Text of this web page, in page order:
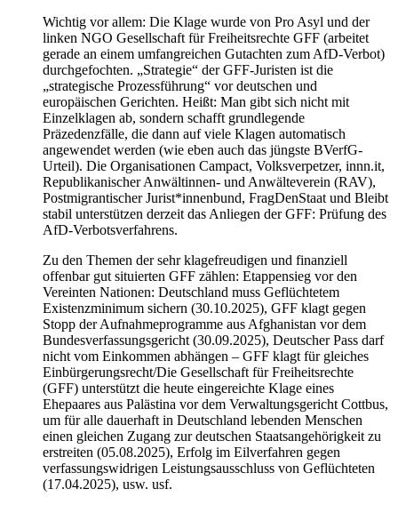
Wichtig vor allem: Die Klage wurde von Pro Asyl und der
linken NGO Gesellschaft für Freiheitsrechte GFF (arbeitet
gerade an einem umfangreichen Gutachten zum AfD-Verbot)
durchgefochten. „Strategie“ der GFF-Juristen ist die
„strategische Prozessführung“ vor deutschen und
europäischen Gerichten. Heißt: Man gibt sich nicht mit
Einzelklagen ab, sondern schafft grundlegende
Präzedenzfälle, die dann auf viele Klagen automatisch
angewendet werden (wie eben auch das jüngste BVerfG-
Urteil). Die Organisationen Campact, Volksverpetzer, innn.it,
Republikanischer Anwältinnen- und Anwälteverein (RAV),
Postmigrantischer Jurist*innenbund, FragDenStaat und Bleibt
stabil unterstützen derzeit das Anliegen der GFF: Prüfung des
AfD-Verbotsverfahrens.
Zu den Themen der sehr klagefreudigen und finanziell
offenbar gut situierten GFF zählen: Etappensieg vor den
Vereinten Nationen: Deutschland muss Geflüchtetem
Existenzminimum sichern (30.10.2025), GFF klagt gegen
Stopp der Aufnahmeprogramme aus Afghanistan vor dem
Bundesverfassungsgericht (30.09.2025), Deutscher Pass darf
nicht vom Einkommen abhängen – GFF klagt für gleiches
Einbürgerungsrecht/Die Gesellschaft für Freiheitsrechte
(GFF) unterstützt die heute eingereichte Klage eines
Ehepaares aus Palästina vor dem Verwaltungsgericht Cottbus,
um für alle dauerhaft in Deutschland lebenden Menschen
einen gleichen Zugang zur deutschen Staatsangehörigkeit zu
erstreiten (05.08.2025), Erfolg im Eilverfahren gegen
verfassungswidrigen Leistungsausschluss von Geflüchteten
(17.04.2025), usw. usf.